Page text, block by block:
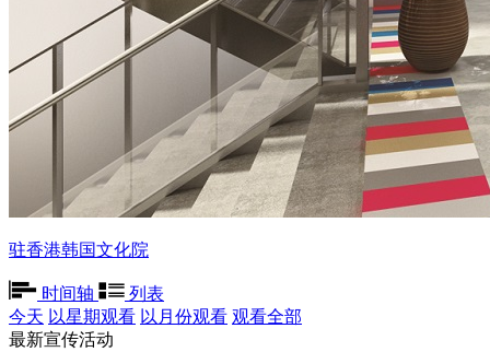
驻香港韩国文化院
时间轴
列表
今天 以星期观看 以月份观看 观看全部
最新宣传活动